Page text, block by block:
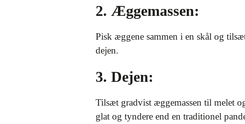
2. Æggemassen:
Pisk æggene sammen i en skål og
dejen.
3. Dejen:
Tilsæt gradvist æggemassen til melet
glat og tyndere end en traditionel